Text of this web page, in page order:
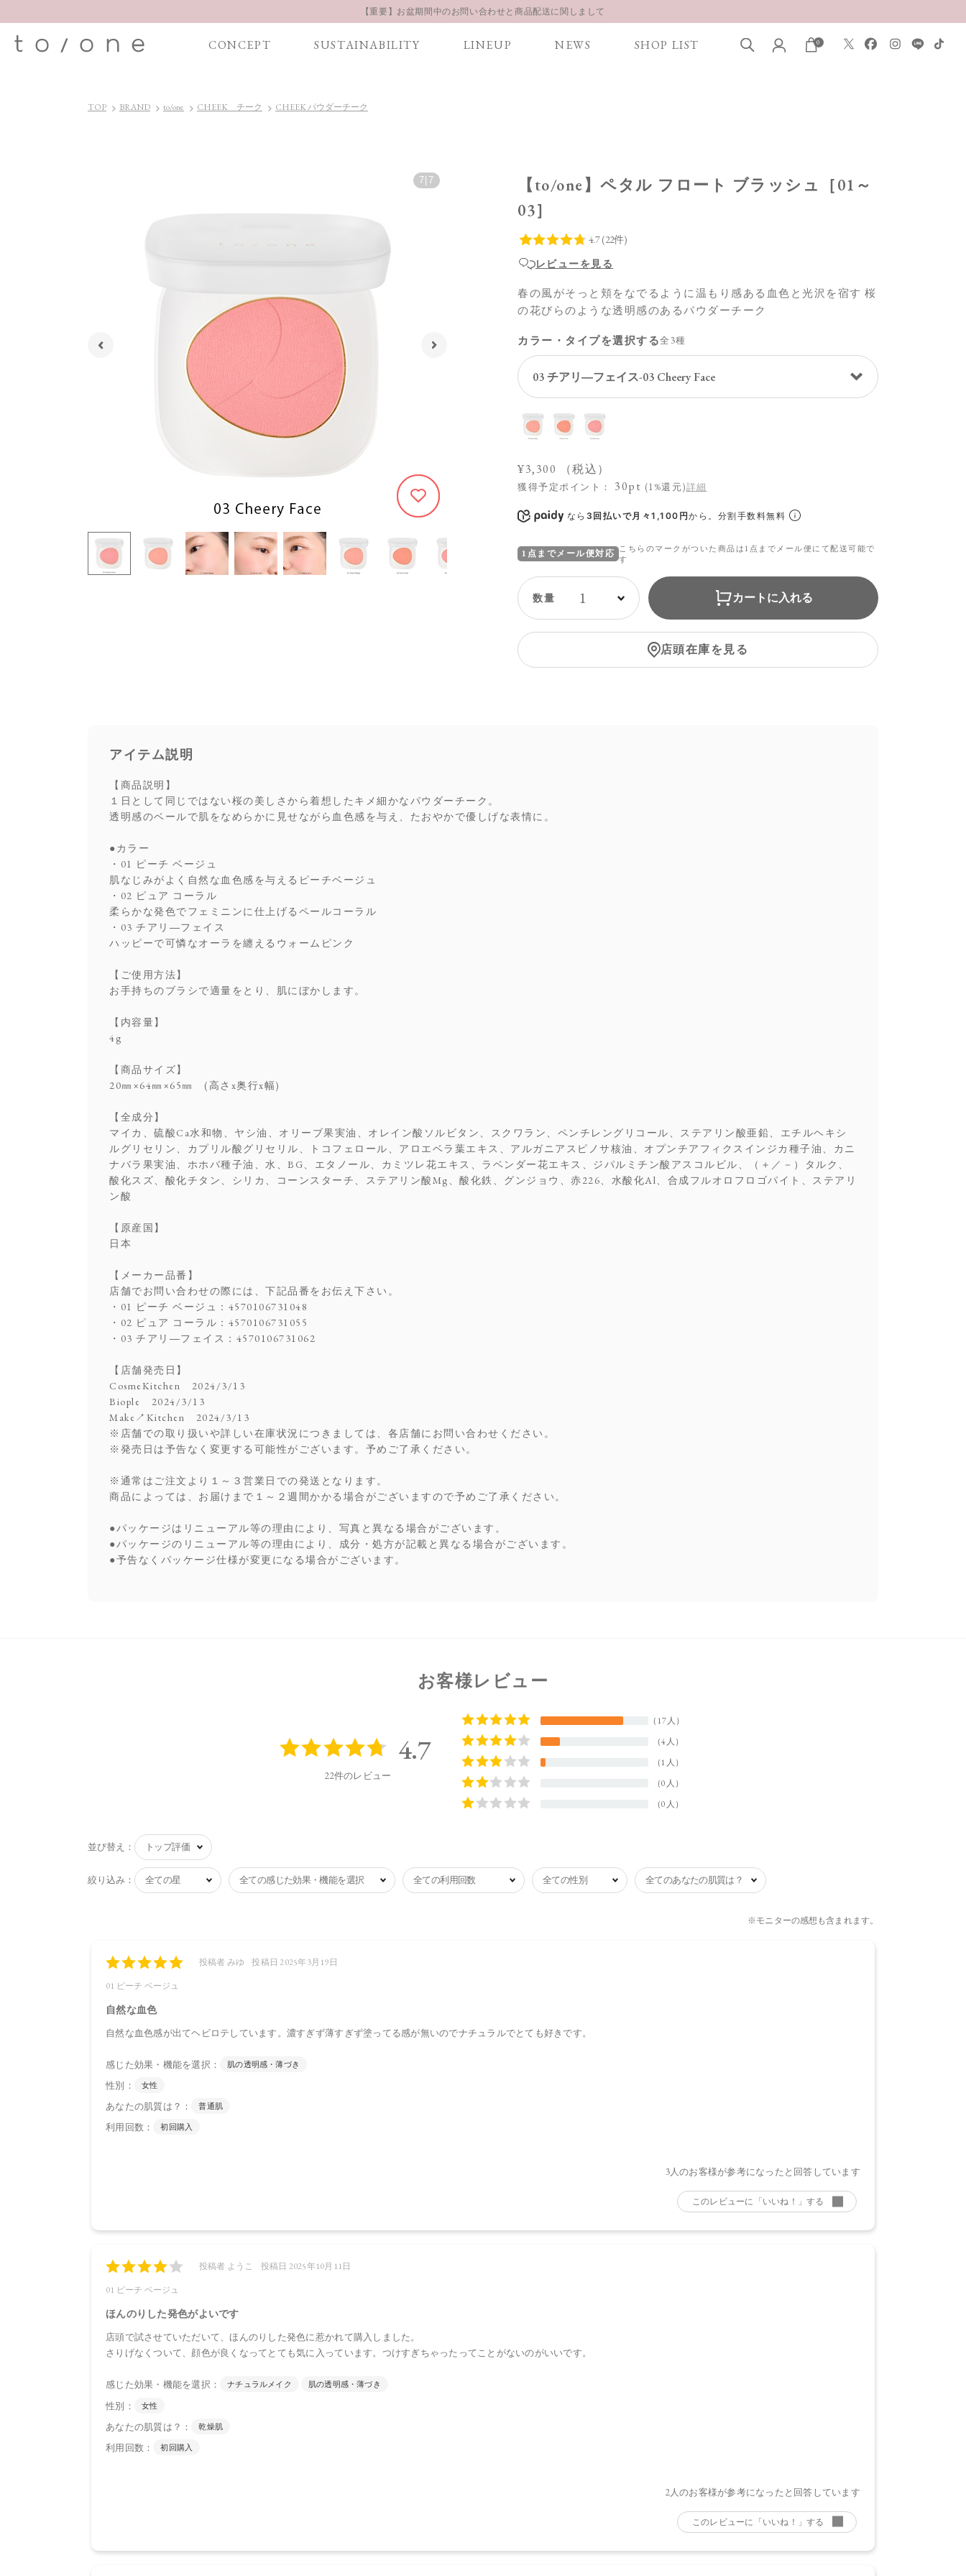
【重要】お盆期間中のお問い合わせと商品配送に関しまして
CONCEPT SUSTAINABILITY LINEUP NEWS SHOP LIST 0
TOP BRAND to/one CHEEK チーク CHEEK パウダーチーク
7 7
252
【to/one】ペタル フロート ブラッシュ［01～
03］
レビューを見る
春の風がそっと頬をなでるように温もり感ある血色と光沢を宿す 桜
の花びらのような透明感のあるパウダーチーク
カラー・タイプを選択する全3種
¥3,300 （税込）
獲得予定ポイント： 30pt (1%還元)詳細
なら 3回払いで月々1,100円から。分割手数料無料
1点までメール便対応
こちらのマークがついた商品は1点までメール便にて配送可能で
す
1 カートに入れる
店頭在庫を見る
アイテム説明
【商品説明】
１日として同じではない桜の美しさから着想したキメ細かなパウダーチーク。
透明感のベールで肌をなめらかに見せながら血色感を与え、たおやかで優しげな表情に。
●カラー
・01 ピーチ ベージュ
肌なじみがよく自然な血色感を与えるピーチベージュ
・02 ピュア コーラル
柔らかな発色でフェミニンに仕上げるペールコーラル
・03 チアリ―フェイス
ハッピーで可憐なオーラを纏えるウォームピンク
【ご使用方法】
お手持ちのブラシで適量をとり、肌にぼかします。
【内容量】
4g
【商品サイズ】
20㎜×64㎜×65㎜ (高さx奥行x幅)
【全成分】
マイカ、硫酸Ca水和物、ヤシ油、オリーブ果実油、オレイン酸ソルビタン、スクワラン、ペンチレングリコール、ステアリン酸亜鉛、エチルヘキシ
ルグリセリン、カプリル酸グリセリル、トコフェロール、アロエベラ葉エキス、アルガニアスピノサ核油、オプンチアフィクスインジカ種子油、カニ
ナバラ果実油、ホホバ種子油、水、BG、エタノール、カミツレ花エキス、ラベンダー花エキス、ジパルミチン酸アスコルビル、（＋／－）タルク、
酸化スズ、酸化チタン、シリカ、コーンスターチ、ステアリン酸Mg、酸化鉄、グンジョウ、赤226、水酸化Al、合成フルオロフロゴパイト、ステアリ
ン酸
【原産国】
日本
【メーカー品番】
店舗でお問い合わせの際には、下記品番をお伝え下さい。
・01 ピーチ ベージュ：4570106731048
・02 ピュア コーラル：4570106731055
・03 チアリ―フェイス：4570106731062
【店舗発売日】
CosmeKitchen 2024/3/13
Biople 2024/3/13
Make↗Kitchen 2024/3/13
※店舗での取り扱いや詳しい在庫状況につきましては、各店舗にお問い合わせください。
※発売日は予告なく変更する可能性がございます。予めご了承ください。
※通常はご注文より１～３営業日での発送となります。
商品によっては、お届けまで１～２週間かかる場合がございますので予めご了承ください。
●パッケージはリニューアル等の理由により、写真と異なる場合がございます。
●パッケージのリニューアル等の理由により、成分・処方が記載と異なる場合がございます。
●予告なくパッケージ仕様が変更になる場合がございます。
お客様レビュー